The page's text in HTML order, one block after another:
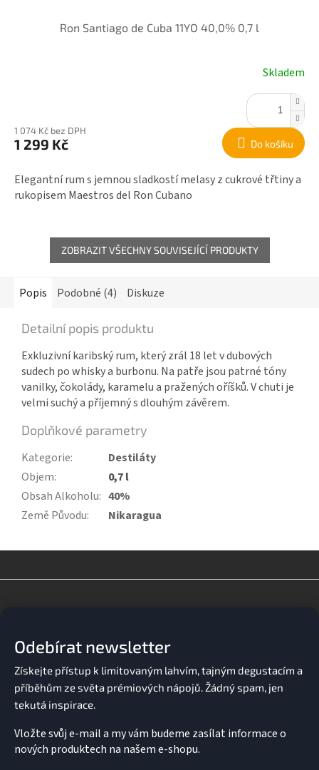
Ron Santiago de Cuba 11YO 40,0% 0,7 l
Skladem
1 074 Kč bez DPH
1 299 Kč Do košíku
Elegantní rum s jemnou sladkostí melasy z cukrové třtiny a
rukopisem Maestros del Ron Cubano
ZOBRAZIT VŠECHNY SOUVISEJÍCÍ PRODUKTY
Popis Podobné (4) Diskuze
Detailní popis produktu
Exkluzivní karibský rum, který zrál 18 let v dubových
sudech po whisky a burbonu. Na patře jsou patrné tóny
vanilky, čokolády, karamelu a pražených oříšků. V chuti je
velmi suchý a příjemný s dlouhým závěrem.
Doplňkové parametry
Kategorie:
Destiláty
Objem:
0,7 l
Obsah Alkoholu: 40%
Země Původu: Nikaragua
Odebírat newsletter
Vložte svůj e-mail a my vám budeme zasílat informace o
nových produktech na našem e-shopu.